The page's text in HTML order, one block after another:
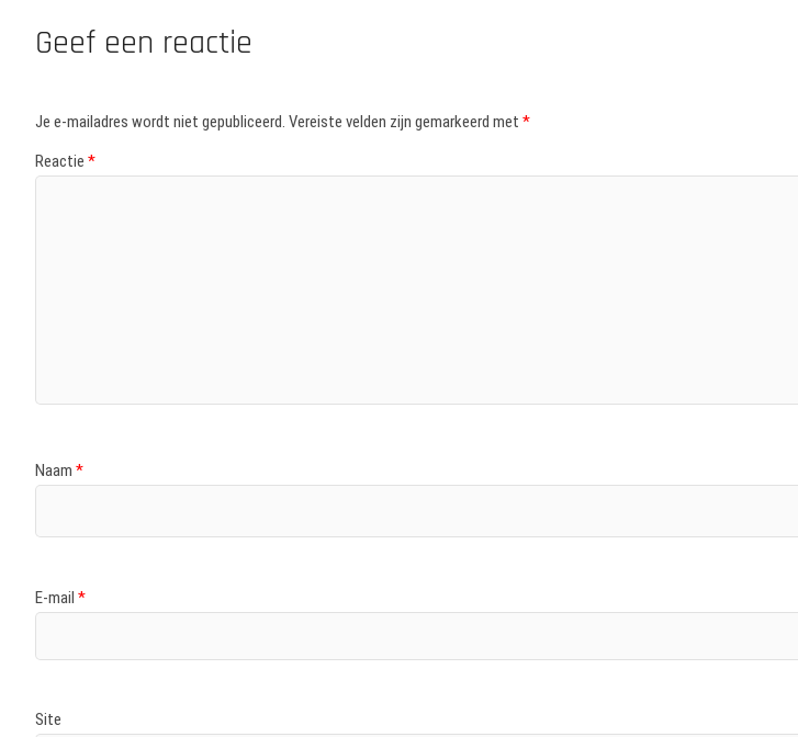
Geef een reactie
Je e-mailadres wordt niet gepubliceerd. Vereiste velden zijn gemarkeerd met *
Reactie *
Naam *
E-mail *
Site